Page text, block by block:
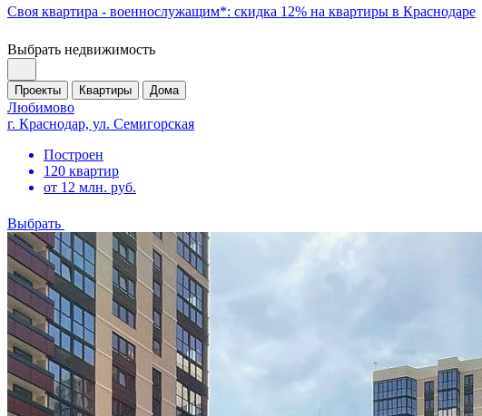
Своя квартира - военнослужащим*: скидка 12% на квартиры в Краснодаре
Выбрать недвижимость
Проекты Квартиры Дома
Любимово
г. Краснодар, ул. Семигорская
Построен
120 квартир
от 12 млн. руб.
Выбрать